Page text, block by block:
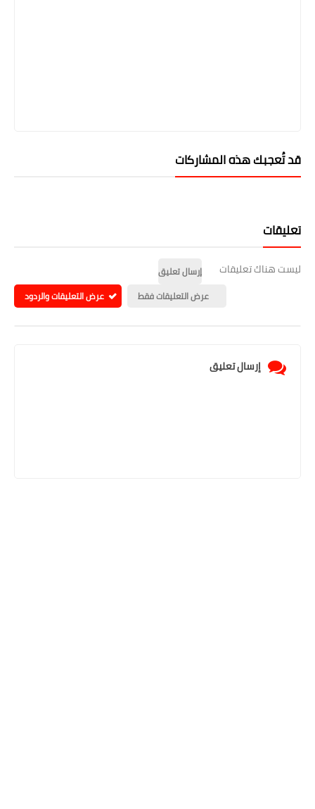
قد تُعجبك هذه المشاركات
تعليقات
ليست هناك تعليقات
إرسال تعليق
عرض التعليقات فقط
عرض التعليقات والردود
إرسال تعليق